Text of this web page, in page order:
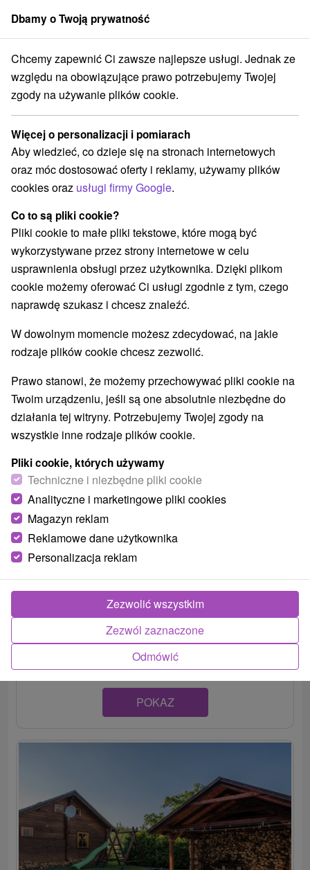
członek grupySorger
Drevenice Stredné Slovensko Žilinský kraj Bobrovec
Drevenice Bobrovec
Kategorie
Wszystkie kategorie
Apartmány(4)
Chaty na prenájom(7) Drevenice
Wybierz lokalizację lub datę
WSZYSTKO NAJTAŃSZE NAJDROŻSZE NA
Drevenice TriMount Bobrovec
Bobrovec
V nádhernom prostredí Liptova, v dedine Bobrovec sa
nachádza miesto, kde pookreje každá duša. Drevenice
Trimount...
POKAZ
Dbamy o Twoją prywatność
Chcemy zapewnić Ci zawsze najlepsze usługi. Jednak ze
względu na obowiązujące prawo potrzebujemy Twojej
zgody na używanie plików cookie.
Więcej o personalizacji i pomiarach
Aby wiedzieć, co dzieje się na stronach internetowych
oraz móc dostosować oferty i reklamy, używamy plików
cookies oraz usługi firmy Google.
Co to są pliki cookie?
Pliki cookie to małe pliki tekstowe, które mogą być
wykorzystywane przez strony internetowe w celu
usprawnienia obsługi przez użytkownika. Dzięki plikom
cookie możemy oferować Ci usługi zgodnie z tym, czego
naprawdę szukasz i chcesz znaleźć.
W dowolnym momencie możesz zdecydować, na jakie
rodzaje plików cookie chcesz zezwolić.
Prawo stanowi, że możemy przechowywać pliki cookie na
Twoim urządzeniu, jeśli są one absolutnie niezbędne do
działania tej witryny. Potrzebujemy Twojej zgody na
wszystkie inne rodzaje plików cookie.
Pliki cookie, których używamy
Techniczne i niezbędne pliki cookie
Analityczne i marketingowe pliki cookies
Magazyn reklam
Reklamowe dane użytkownika
Personalizacja reklam
Odmówić
Zezwól zaznaczone
Zezwolić wszystkim